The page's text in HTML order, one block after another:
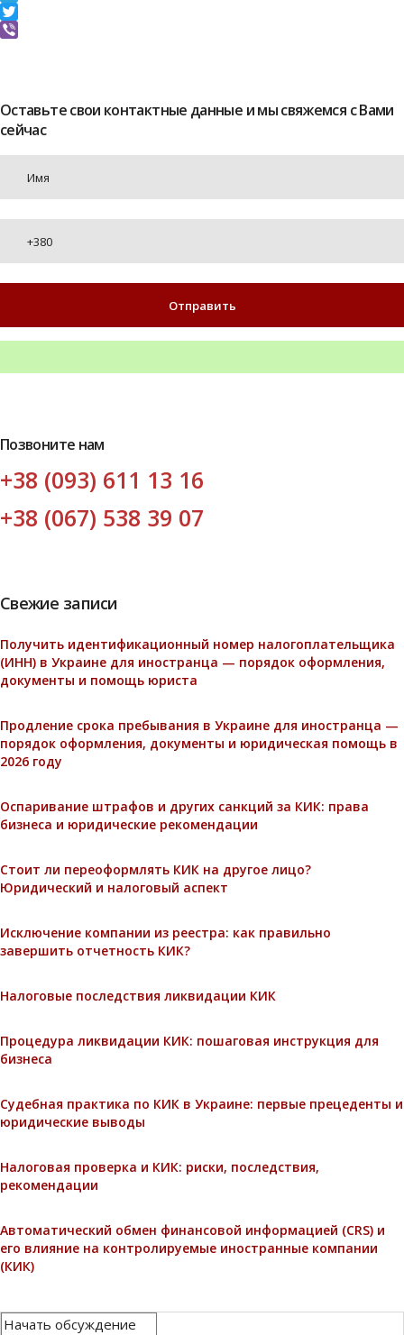
Telegram
Twitter
Оставьте свои контактные данные и мы свяжемся с Вами
сейчас
Позвоните нам
+38 (093) 611 13 16
+38 (067) 538 39 07
Свежие записи
Получить идентификационный номер налогоплательщика
(ИНН) в Украине для иностранца — порядок оформления,
документы и помощь юриста
Продление срока пребывания в Украине для иностранца —
порядок оформления, документы и юридическая помощь в
2026 году
Оспаривание штрафов и других санкций за КИК: права
бизнеса и юридические рекомендации
Стоит ли переоформлять КИК на другое лицо?
Юридический и налоговый аспект
Исключение компании из реестра: как правильно
завершить отчетность КИК?
Налоговые последствия ликвидации КИК
Процедура ликвидации КИК: пошаговая инструкция для
бизнеса
Судебная практика по КИК в Украине: первые прецеденты и
юридические выводы
Налоговая проверка и КИК: риски, последствия,
рекомендации
Автоматический обмен финансовой информацией (CRS) и
его влияние на контролируемые иностранные компании
(КИК)